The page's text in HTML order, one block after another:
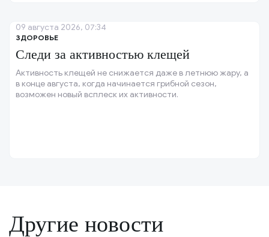
ЗДОРОВЬЕ
Следи за активностью клещей
Активность клещей не снижается даже в летнюю жару, а
в конце августа, когда начинается грибной сезон,
возможен новый всплеск их активности.
09 августа 2026, 07:34
Другие новости